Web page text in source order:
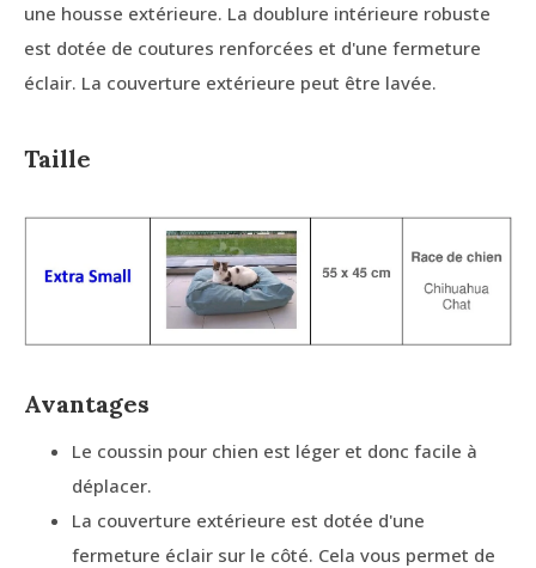
une housse extérieure. La doublure intérieure robuste
est dotée de coutures renforcées et d'une fermeture
éclair. La couverture extérieure peut être lavée.
Taille
Avantages
Le coussin pour chien est léger et donc facile à
déplacer.
La couverture extérieure est dotée d'une
fermeture éclair sur le côté. Cela vous permet de